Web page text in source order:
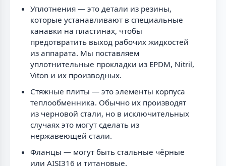
Уплотнения — это детали из резины,
которые устанавливают в специальные
канавки на пластинах, чтобы
предотвратить выход рабочих жидкостей
из аппарата. Мы поставляем
уплотнительные прокладки из EPDM, Nitril,
Viton и их производных.
Стяжные плиты — это элементы корпуса
теплообменника. Обычно их производят
из черновой стали, но в исключительных
случаях это могут сделать из
нержавеющей стали.
Фланцы — могут быть стальные чёрные
или AISI316 и титановые.